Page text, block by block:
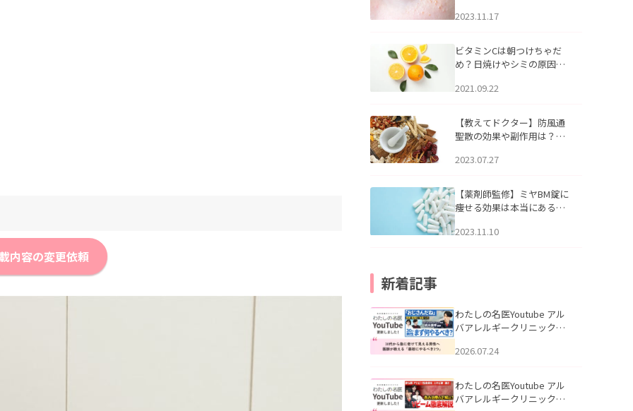
内容の変更依頼
アについて
2023.11.17
ビタミンCは朝つけちゃだ
め？日焼けやシミの原因に
2021.09.22
【教えてドクター】防風通
聖散の効果や副作用は？長
2023.07.27
【薬剤師監修】ミヤBM錠に
痩せる効果は本当にある
2023.11.10
新着記事
わたしの名医Youtube アル
バアレルギークリニック札
える男性へ｜医師が教える
公開いたしました。
2026.07.24
わたしの名医Youtube アル
バアレルギークリニック札